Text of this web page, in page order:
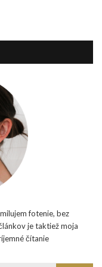
fotenie, bez
je taktiež moja
čítanie